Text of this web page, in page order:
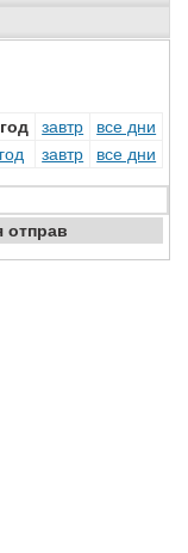
завтр
все дни
завтр все дни
отправ